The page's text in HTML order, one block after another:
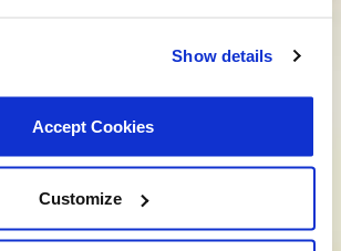
Show details
Accept Cookies
Customize
sviluppo personalizzato?
su misura che rispondano alle tue
pronto a dare vita al tuo nuovo